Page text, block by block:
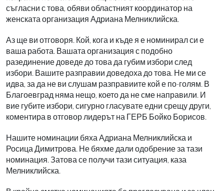
съгласни с това, обяви областният координатор на
женската организация Адриана Мелниклийска.
Аз ще ви отговоря. Кой, кога и къде я е номинирал си е
ваша работа. Вашата организация с подобно
разединение доведе до това да губим избори след
избори. Вашите разправии доведоха до това. Не ми се
идва, за да не ви слушам разправиите кой е по-голям. В
Благоевград няма нещо, което да не сме направили. И
вие губите избори, сигурно гласувате едни срещу други,
коментира в отговор лидерът на ГЕРБ Бойко Борисов.
Нашите номинации бяха Адриана Мелниклийска и
Росица Димитрова. Не бяхме дали одобрение за тази
номинация. Затова се получи тази ситуация, каза
Мелниклийска.